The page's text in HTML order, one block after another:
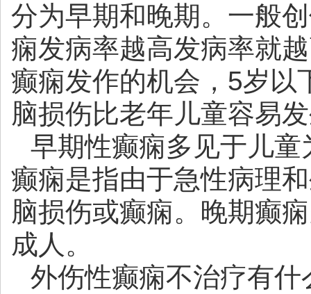
分为早期和晚期。一般
痫发病率越高发病率就
癫痫发作的机会，5岁以
脑损伤比老年儿童容易
早期性癫痫多见于儿
癫痫是指由于急性病理
脑损伤或癫痫。晚期癫
成人。
外伤性癫痫不治疗有什